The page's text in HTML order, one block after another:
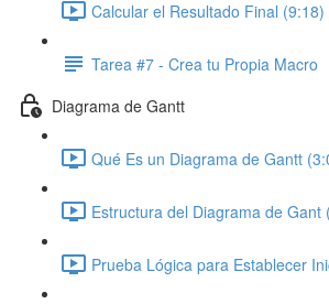
Calcular el Resultado Final (9:18)
Tarea #7 - Crea tu Propia Macro
Diagrama de Gantt
Qué Es un Diagrama de Gantt
Estructura del Diagrama de Gant
Prueba Lógica para Establecer